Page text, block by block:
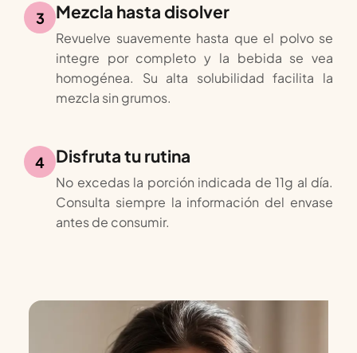
3 Mezcla hasta disolver
Revuelve suavemente hasta que el polvo se
integre por completo y la bebida se vea
homogénea. Su alta solubilidad facilita la
mezcla sin grumos.
4 Disfruta tu rutina
No excedas la porción indicada de 11g al día.
Consulta siempre la información del envase
antes de consumir.